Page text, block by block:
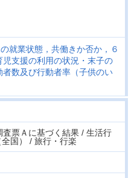
就業状態，共働きか否か，６
支援の利用の状況・末子の
数及び行動者率（子供のい
票Ａに基づく結果 / 生活行
国） / 旅行・行楽